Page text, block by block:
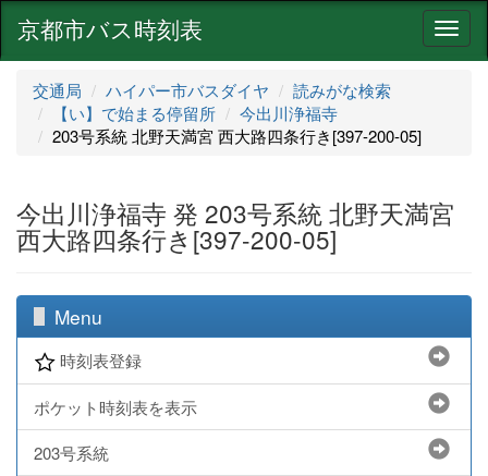
ナ
ビ
京都市バス時刻表
交通局 ハイパー市バスダイヤ
読みがな検索
【い】で始まる停留所
今出川浄福寺
203号系統 北野天満宮 西大路四条行き[397-200-05]
今出川浄福寺 発 203号系統 北野天満宮
西大路四条行き[397-200-05]
Menu
時刻表登録
ポケット時刻表を表示
203号系統